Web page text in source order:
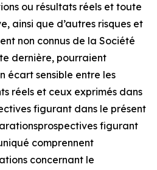
ou résultats réels et toute
ainsi que d’autres risques et
non connus de la Société
dernière, pourraient
écart sensible entre les
réels et ceux exprimés dans
figurant dans le présent
figurant
comprennent
concernant le